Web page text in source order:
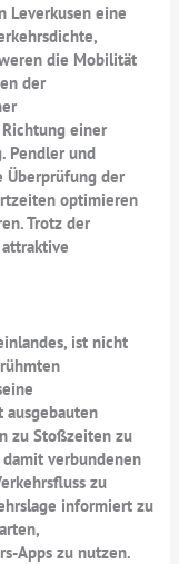
Leverkusen eine
die Mobilität
der
einer
Pendler und
Überprüfung der
optimieren
Trotz der
ist nicht
ausgebauten
zu Stoßzeiten zu
verbundenen
zu
informiert zu
Apps zu nutzen.